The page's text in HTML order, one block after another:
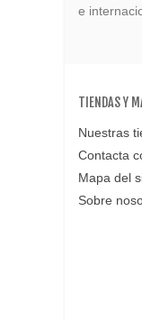
e
TIENDAS Y
Nuestras
Contacta
Mapa del
Sobre